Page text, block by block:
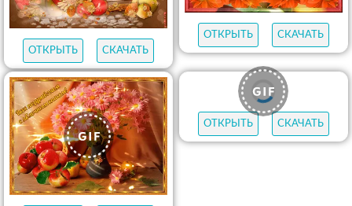
ОТКРЫТЬ СКАЧАТЬ
ОТКРЫТЬ СКАЧАТЬ